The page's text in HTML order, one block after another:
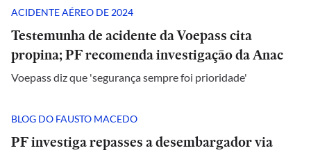
ACIDENTE AÉREO DE 2024
Testemunha de acidente da Voepass cita
propina; PF recomenda investigação da Anac
Voepass diz que 'segurança sempre foi prioridade'
BLOG DO FAUSTO MACEDO
PF investiga repasses a desembargador via